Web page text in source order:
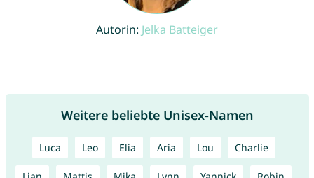
Autorin: Jelka Batteiger
Weitere beliebte Unisex-Namen
Luca Leo Elia Aria Lou Charlie